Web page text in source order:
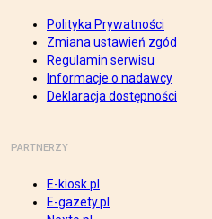
Polityka Prywatności
Zmiana ustawień zgód
Regulamin serwisu
Informacje o nadawcy
Deklaracja dostępności
PARTNERZY
E-kiosk.pl
E-gazety.pl